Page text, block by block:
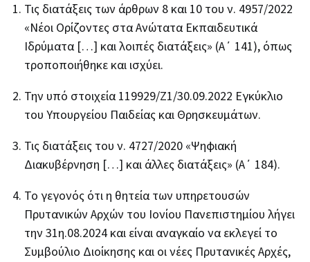
Τις διατάξεις των άρθρων 8 και 10 του ν. 4957/2022
«Νέοι Ορίζοντες στα Ανώτατα Εκπαιδευτικά
Ιδρύματα […] και λοιπές διατάξεις» (Α΄ 141), όπως
τροποποιήθηκε και ισχύει.
Την υπό στοιχεία 119929/Ζ1/30.09.2022 Εγκύκλιο
του Υπουργείου Παιδείας και Θρησκευμάτων.
Τις διατάξεις του ν. 4727/2020 «Ψηφιακή
Διακυβέρνηση […] και άλλες διατάξεις» (Α΄ 184).
Το γεγονός ότι η θητεία των υπηρετουσών
Πρυτανικών Αρχών του Ιονίου Πανεπιστημίου λήγει
την 31η.08.2024 και είναι αναγκαίο να εκλεγεί το
Συμβούλιο Διοίκησης και οι νέες Πρυτανικές Αρχές,